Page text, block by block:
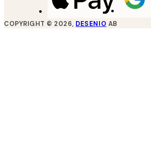
COPYRIGHT © 2026, DESENIO AB